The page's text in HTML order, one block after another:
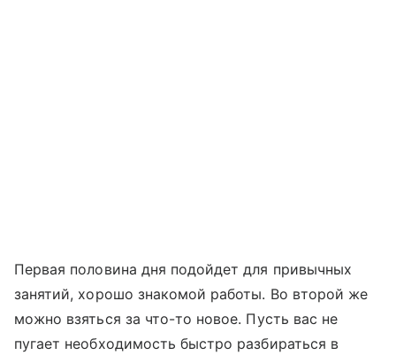
Первая половина дня подойдет для привычных
занятий, хорошо знакомой работы. Во второй же
можно взяться за что-то новое. Пусть вас не
пугает необходимость быстро разбираться в